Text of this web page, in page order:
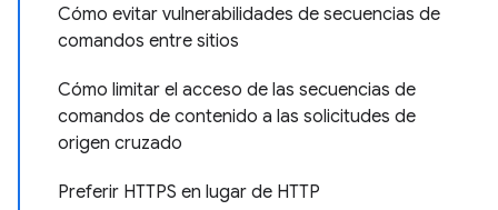
Cómo evitar vulnerabilidades de secuencias de
comandos entre sitios
Cómo limitar el acceso de las secuencias de
comandos de contenido a las solicitudes de
origen cruzado
Preferir HTTPS en lugar de HTTP